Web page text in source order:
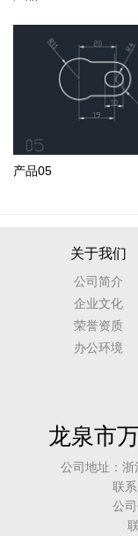
产品05
关于我们
公司简介
企业文化
荣誉资质
办公环境
龙泉市
公司地址：
联
公